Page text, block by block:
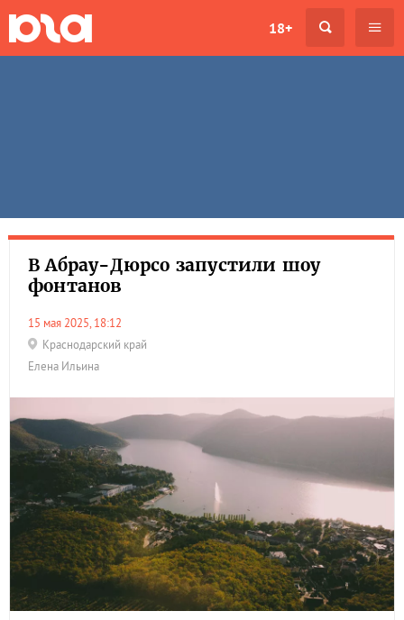
18+
В Абрау-Дюрсо запустили шоу
фонтанов
15 мая 2025, 18:12
Краснодарский край
Елена Ильина